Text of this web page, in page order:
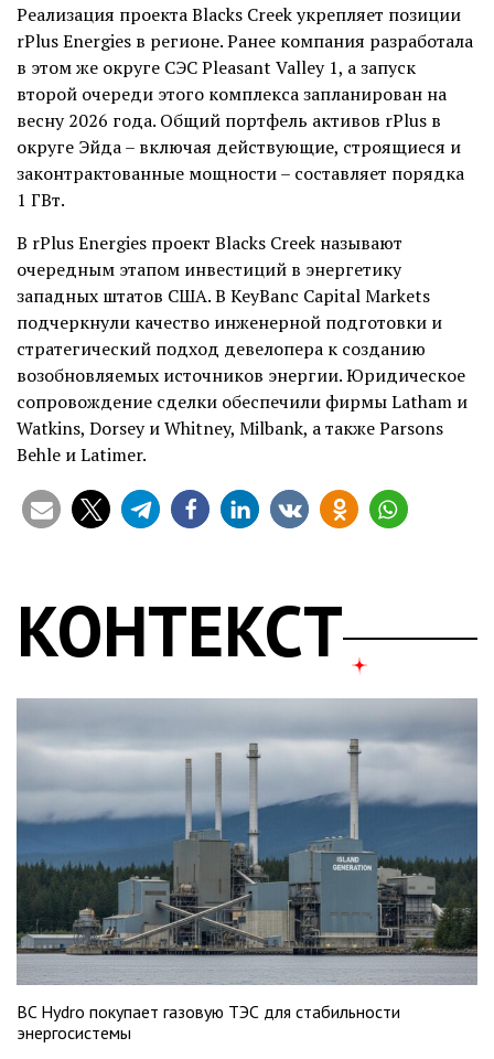
Реализация проекта Blacks Creek укрепляет позиции
rPlus Energies в регионе. Ранее компания разработала
в этом же округе СЭС Pleasant Valley 1, а запуск
второй очереди этого комплекса запланирован на
весну 2026 года. Общий портфель активов rPlus в
округе Эйда – включая действующие, строящиеся и
законтрактованные мощности – составляет порядка
1 ГВт.
В rPlus Energies проект Blacks Creek называют
очередным этапом инвестиций в энергетику
западных штатов США. В KeyBanc Capital Markets
подчеркнули качество инженерной подготовки и
стратегический подход девелопера к созданию
возобновляемых источников энергии. Юридическое
сопровождение сделки обеспечили фирмы Latham и
Watkins, Dorsey и Whitney, Milbank, а также Parsons
Behle и Latimer.
КОНТЕКСТ
BC Hydro покупает газовую ТЭС для стабильности
энергосистемы